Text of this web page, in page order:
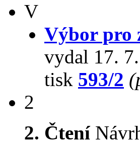
V
Výbor pro
vydal 17.
tisk 593/2
2
2. Čtení